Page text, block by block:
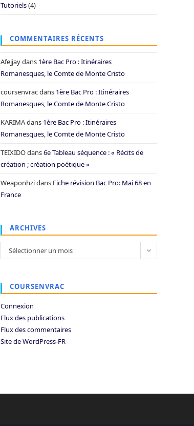
Tutoriels(4)
COMMENTAIRES RÉCENTS
Afejjaydans 1ère Bac Pro : Itinéraires
Romanesques, le Comte de Monte Cristo
coursenvracdans 1ère Bac Pro : Itinéraires
Romanesques, le Comte de Monte Cristo
KARIMAdans 1ère Bac Pro : Itinéraires
Romanesques, le Comte de Monte Cristo
TEIXIDOdans6e Tableau séquence : « Récits de
création ; création poétique »
Weaponhzidans Fiche révision Bac Pro: Mai 68 en
France
ARCHIVES
Archives
Sélectionner un mois
COURSENVRAC
Connexion
Flux des publications
Flux des commentaires
Site de WordPress-FR